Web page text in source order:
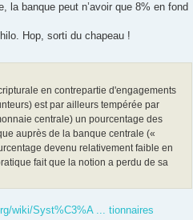
la banque peut n’avoir que 8% en fond
Hop, sorti du chapeau !
en contrepartie d'engagements
est par ailleurs tempérée par
centrale) un pourcentage des
auprès de la banque centrale («
devenu relativement faible en
fait que la notion a perdu de sa
wiki/Syst%C3%A ... tionnaires